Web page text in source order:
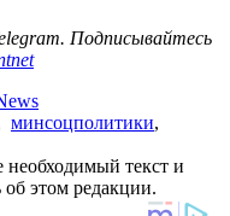
Подписывайтесь
минсоцполитики,
текст и
этом редакции.